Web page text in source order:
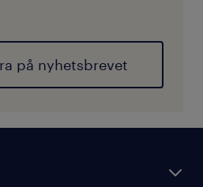
på nyhetsbrevet